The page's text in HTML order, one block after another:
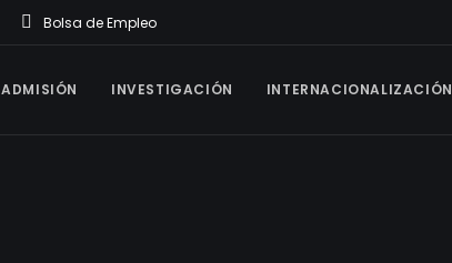
Bolsa de Empleo
ADMISIÓN INVESTIGACIÓN INTERNACIONALIZACIÓN